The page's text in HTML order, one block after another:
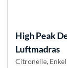
High Peak
Luftmadras
Citronelle,